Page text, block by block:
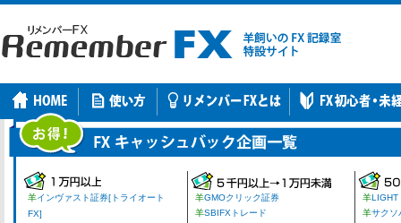
羊インヴァスト証券[トライオート
FX]
羊GMOクリック証券
羊SBIFXトレード
羊LIGHT
羊サクソ